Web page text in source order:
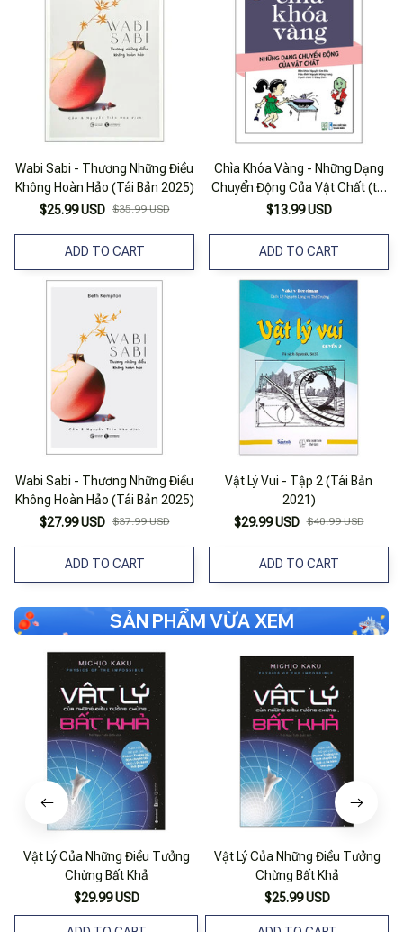
Wabi Sabi - Thương Những Điều
Không Hoàn Hảo (Tái Bản 2025)
$25.99 USD $35.99 USD
ADD TO CART
Chìa Khóa Vàng - Những Dạng
Chuyển Động Của Vật Chất (tái
Bản 2021)
$13.99 USD
ADD TO CART
Wabi Sabi - Thương Những Điều
Không Hoàn Hảo (Tái Bản 2025)
$27.99 USD $37.99 USD
ADD TO CART
Vật Lý Vui - Tập 2 (Tái Bản
2021)
$29.99 USD $40.99 USD
ADD TO CART
SẢN PHẨM VỪA XEM
Vật Lý Của Những Điều Tưởng
Chừng Bất Khả
$29.99 USD
Vật Lý Của Những Điều Tưởng
Chừng Bất Khả
$25.99 USD